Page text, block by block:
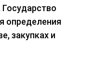
определения
закупках и